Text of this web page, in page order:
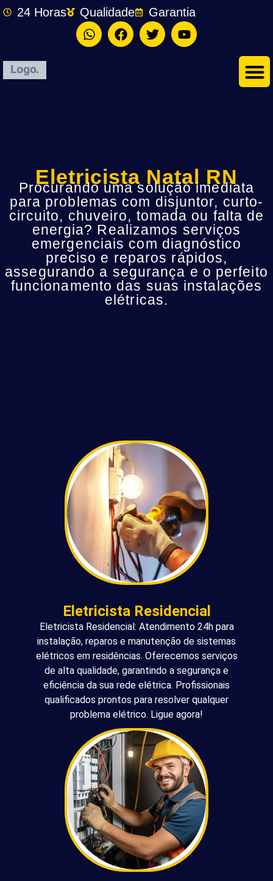
24 Horas Qualidade Garantia
Eletricista Natal RN
Procurando uma solução imediata
para problemas com disjuntor, curto-
circuito, chuveiro, tomada ou falta de
energia? Realizamos serviços
emergenciais com diagnóstico
preciso e reparos rápidos,
assegurando a segurança e o perfeito
funcionamento das suas instalações
elétricas.
Eletricista Residencial
Eletricista Residencial: Atendimento 24h para
instalação, reparos e manutenção de sistemas
elétricos em residências. Oferecemos serviços
de alta qualidade, garantindo a segurança e
eficiência da sua rede elétrica. Profissionais
qualificados prontos para resolver qualquer
problema elétrico. Ligue agora!